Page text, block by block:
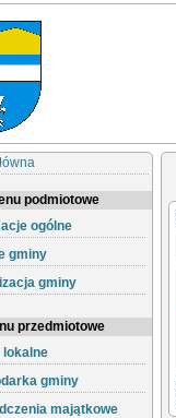
podmiotowe
ogólne
gminy
gminy
przedmiotowe
lokalne
gminy
majątkowe